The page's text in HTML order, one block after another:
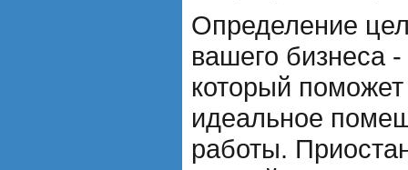
Определение
вашего бизнеса
который
идеальное
работы.